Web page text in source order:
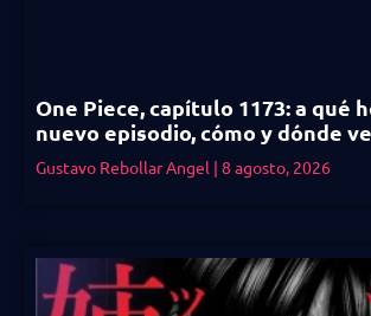
One Piece, capítulo 1173: a qué
nuevo episodio, cómo y dónde
Gustavo Rebollar Angel 8 agosto, 2026